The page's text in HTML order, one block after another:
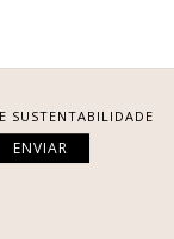
SUSTENTABILIDADE